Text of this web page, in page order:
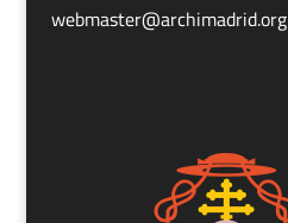
webmaster@archimadrid.org